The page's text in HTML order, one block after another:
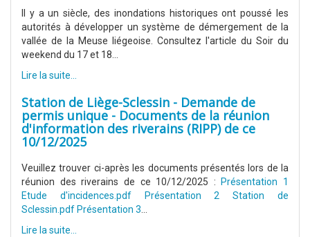
Il y a un siècle, des inondations historiques ont poussé les
autorités à développer un système de démergement de la
vallée de la Meuse liégeoise. Consultez l'article du Soir du
weekend du 17 et 18...
Lire la suite...
Station de Liège-Sclessin - Demande de
permis unique - Documents de la réunion
d'information des riverains (RIPP) de ce
10/12/2025
Veuillez trouver ci-après les documents présentés lors de la
réunion des riverains de ce 10/12/2025 :
Présentation 1
Etude d'incidences.pdf
Présentation 2 Station de
Sclessin.pdf Présentation 3...
Lire la suite...